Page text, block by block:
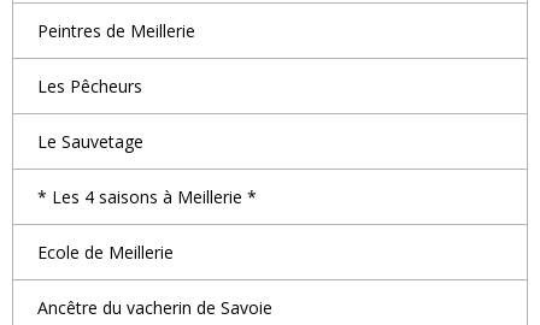
Peintres de Meillerie
Les Pêcheurs
Le Sauvetage
* Les 4 saisons à Meillerie *
Ecole de Meillerie
Ancêtre du vacherin de Savoie